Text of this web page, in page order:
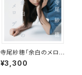
寺尾紗穂「余白のメロデ
ィ」【CD】
¥3,300